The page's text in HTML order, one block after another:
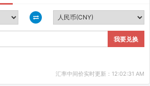
我要兑换
汇率中间价实时更新：12:02:31 AM